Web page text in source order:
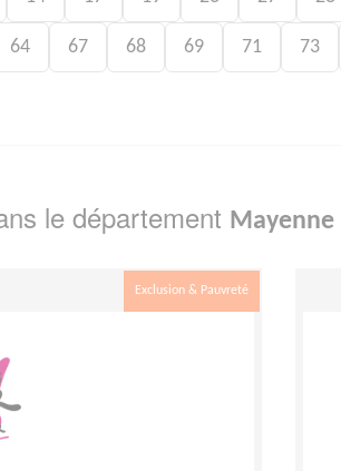
64 67 68 69 71 73
le département Mayenne
Exclusion & Pauvreté